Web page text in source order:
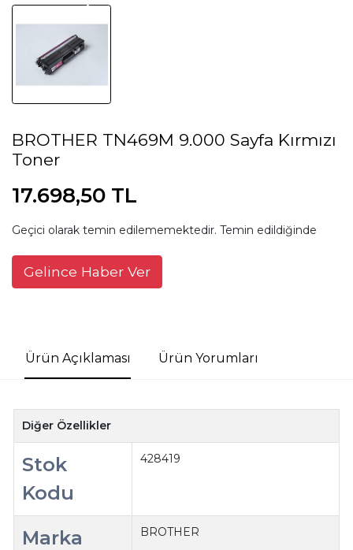
BROTHER TN469M 9.000 Sayfa Kırmızı
Toner
17.698,50 TL
Geçici olarak temin edilememektedir. Temin edildiğinde
Gelince Haber Ver
Ürün Açıklaması Ürün Yorumları
Diğer Özellikler
Stok
Kodu
428419
Marka BROTHER